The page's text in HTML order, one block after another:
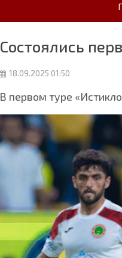
Состоялись
18.09.2025 01:50
В первом туре